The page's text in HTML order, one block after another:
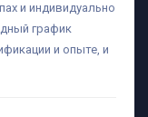
и индивидуально
график
и опыте, и